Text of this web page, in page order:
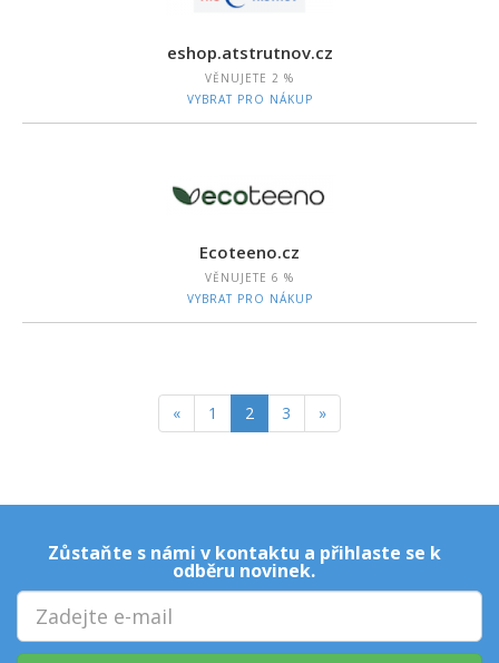
eshop.atstrutnov.cz
VĚNUJETE 2 %
VYBRAT PRO NÁKUP
Ecoteeno.cz
VĚNUJETE 6 %
VYBRAT PRO NÁKUP
« 1 2 3 »
Zůstaňte s námi v kontaktu a přihlaste se k
odběru novinek.